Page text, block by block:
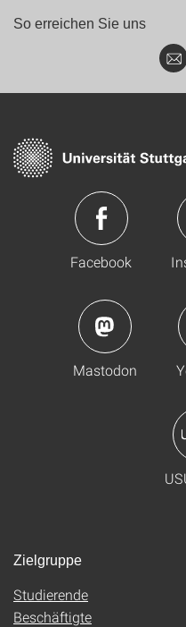
So erreichen Sie uns
Facebook
Mastodon
Zielgruppe
Studierende
Beschäftigte